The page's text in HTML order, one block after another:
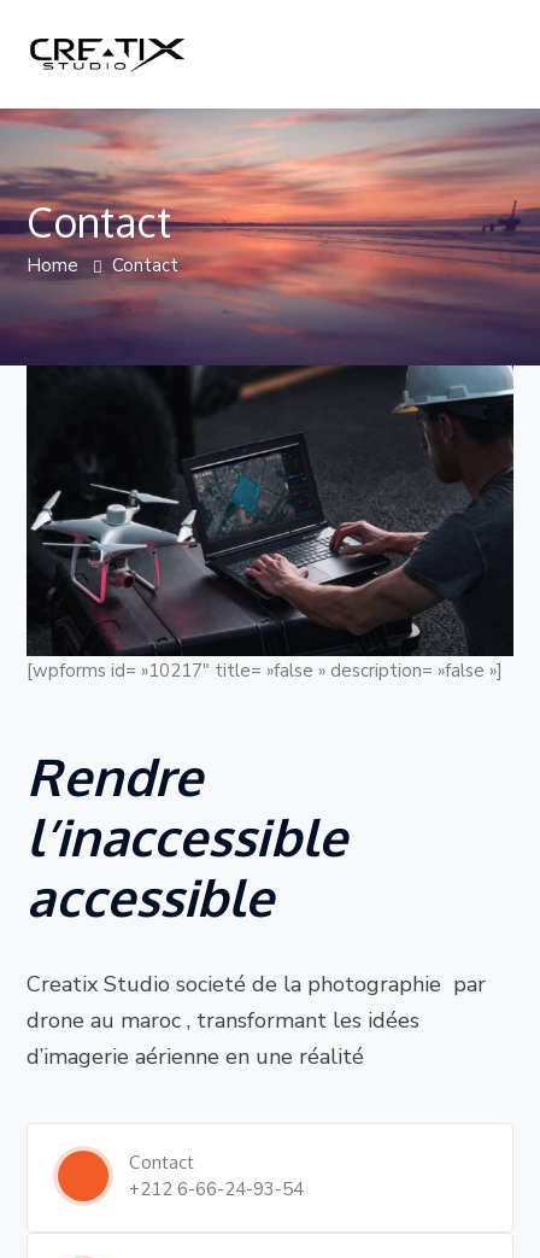
Contact
Home Contact
[wpforms id= »10217″ title= »false » description= »false »]
Rendre
l’inaccessible
accessible
Creatix Studio societé de la photographie par
drone au maroc , transformant les idées
d’imagerie aérienne en une réalité
Contact
+212 6-66-24-93-54